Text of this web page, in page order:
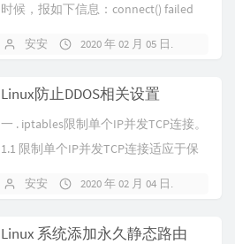
时候，报如下信息：connect() failed
安安 2020 年 02 月 05 日
Linux防止DDOS相关设置
一 . iptables限制单个IP并发TCP连接。
1.1 限制单个IP并发TCP连接适应于保
安安 2020 年 02 月 04 日
Linux 系统添加永久静态路由